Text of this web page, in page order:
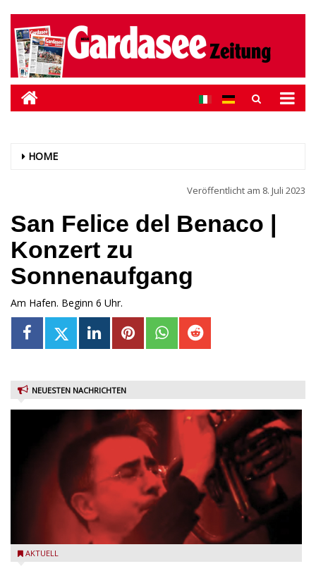
HOME
Veröffentlicht am 8. Juli 2023
San Felice del Benaco |
Konzert zu
Sonnenaufgang
Am Hafen. Beginn 6 Uhr.
NEUESTEN NACHRICHTEN
Beppe Zorzella Trio zu Gast beim Garda Jazz Festival
AKTUELL